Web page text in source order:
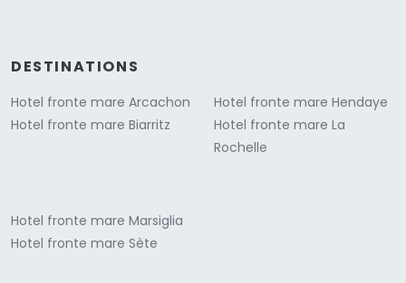
DESTINATIONS
Hotel fronte mare Arcachon
Hotel fronte mare Biarritz
Hotel fronte mare Hendaye
Hotel fronte mare La
Rochelle
Hotel fronte mare Marsiglia
Hotel fronte mare Sète